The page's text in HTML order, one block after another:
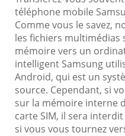
téléphone mobile
Comme vous le savez,
les fichiers multimédias
mémoire vers un
intelligent Samsung
Android, qui est un
source. Cependant, si
sur la mémoire interne
carte SIM, il sera
si vous vous tournez